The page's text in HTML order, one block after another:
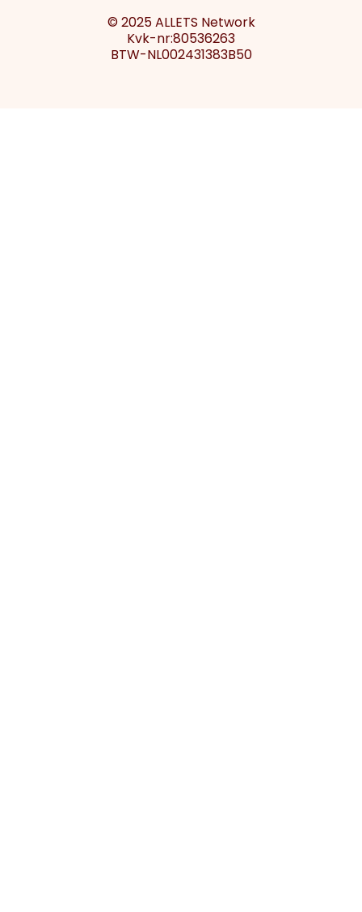
© 2025 ALLETS Network
Kvk-nr:80536263
BTW-NL002431383B50